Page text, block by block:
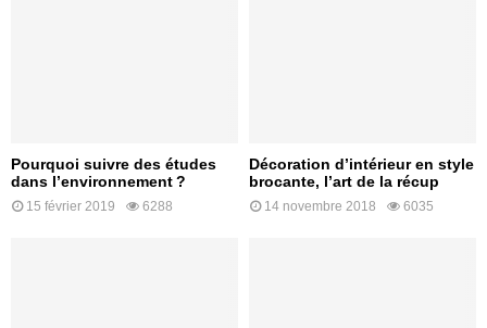
Pourquoi suivre des études
dans l’environnement ?
15 février 2019 6288
Décoration d’intérieur en style
brocante, l’art de la récup
14 novembre 2018 6035